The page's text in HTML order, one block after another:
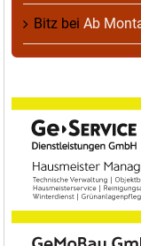
Bitz bei Ab